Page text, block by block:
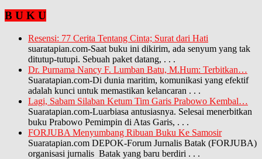
B U K U
Resensi: 77 Cerita Tentang Cinta; Surat dari Hati
suaratapian.com-Saat buku ini dikirim, ada senyum yang tak
ditutup-tutupi. Sebuah paket datang, . . .
Dr. Purnama Nancy F. Lumban Batu, M.Hum: Terbitkan…
Suaratapian.com-Di dunia maritim, komunikasi yang efektif
adalah kunci untuk memastikan kelancaran . . .
Lagi, Sabam Silaban Ketum Tim Garis Prabowo Kembal…
Suaratapian.com-Luarbiasa antusiasnya. Selesai menerbitkan
buku Prabowo Pemimpin di Atas Garis, . . .
FORJUBA Menyumbang Ribuan Buku Ke Samosir
Suaratapian.com DEPOK-Forum Jurnalis Batak (FORJUBA)
organisasi jurnalis Batak yang baru berdiri . . .